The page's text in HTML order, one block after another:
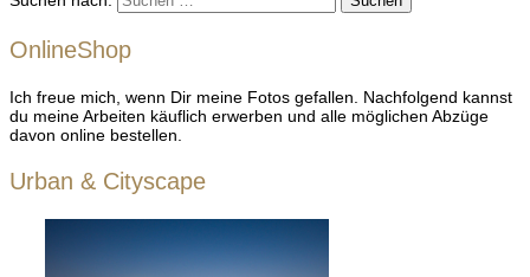
OnlineShop
Ich freue mich, wenn Dir meine Fotos gefallen. Nachfolgend kannst
du meine Arbeiten käuflich erwerben und alle möglichen Abzüge
davon online bestellen.
Urban & Cityscape